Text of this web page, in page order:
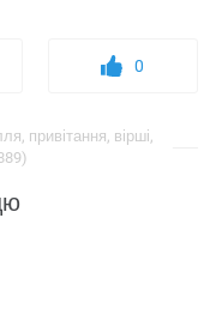
0
привітання, вірші,